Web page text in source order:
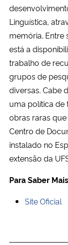
Linguística,
memória. Entre
está a
trabalho de
grupos de
diversas. Cabe
uma política de
obras raras
Centro de
instalado no
extensão da
Para Saber
Site Oficial